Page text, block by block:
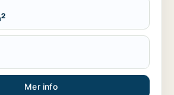
2
Mer info